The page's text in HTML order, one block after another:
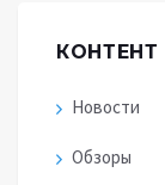
КОНТЕНТ
Новости
Обзоры